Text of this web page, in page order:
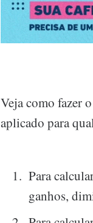
Veja como fazer
aplicado para
Para
ganhos,